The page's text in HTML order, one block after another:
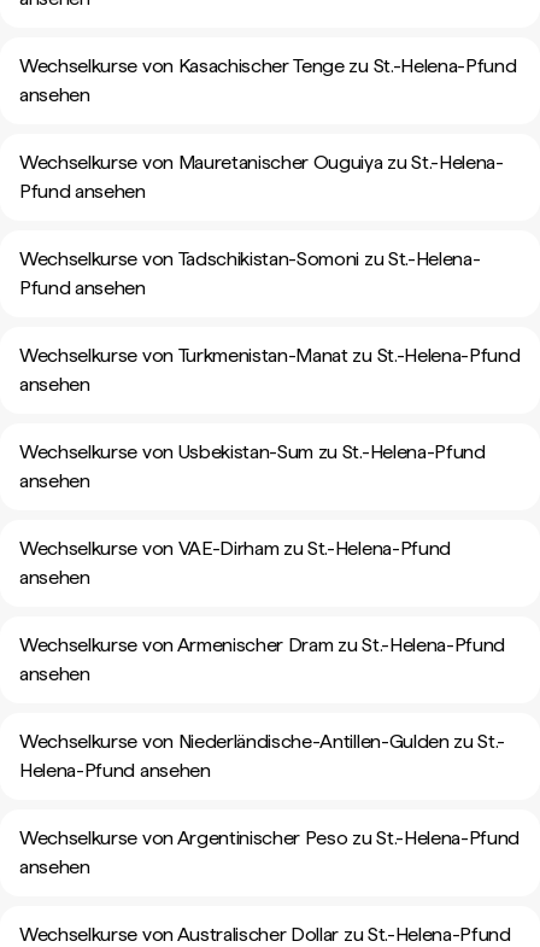
Wechselkurse von Kasachischer Tenge zu St.-Helena-Pfund
ansehen
Wechselkurse von Mauretanischer Ouguiya zu St.-Helena-
Pfund ansehen
Wechselkurse von Tadschikistan-Somoni zu St.-Helena-
Pfund ansehen
Wechselkurse von Turkmenistan-Manat zu St.-Helena-Pfund
ansehen
Wechselkurse von Usbekistan-Sum zu St.-Helena-Pfund
ansehen
Wechselkurse von VAE-Dirham zu St.-Helena-Pfund
ansehen
Wechselkurse von Armenischer Dram zu St.-Helena-Pfund
ansehen
Wechselkurse von Niederländische-Antillen-Gulden zu St.-
Helena-Pfund ansehen
Wechselkurse von Argentinischer Peso zu St.-Helena-Pfund
ansehen
Wechselkurse von Australischer Dollar zu St.-Helena-Pfund